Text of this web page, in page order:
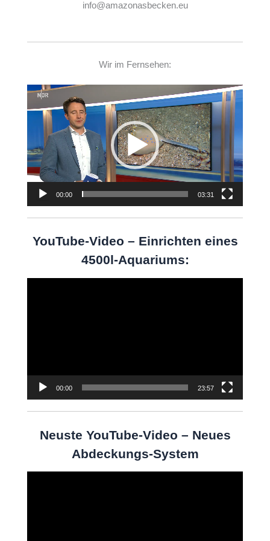
info@amazonasbecken.eu
Wir im Fernsehen:
Player
00:00 03:31
YouTube-Video – Einrichten eines
4500l-Aquariums:
00:00 23:57
Neuste YouTube-Video – Neues
Abdeckungs-System